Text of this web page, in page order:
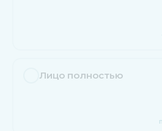
Лицо полностью